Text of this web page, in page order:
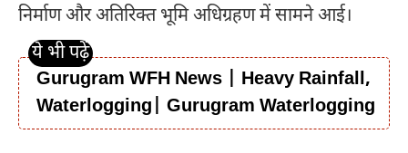
निर्माण और अतिरिक्त भूमि अधिग्रहण में सामने आई।
Gurugram WFH News | Heavy Rainfall,
Waterlogging| Gurugram Waterlogging